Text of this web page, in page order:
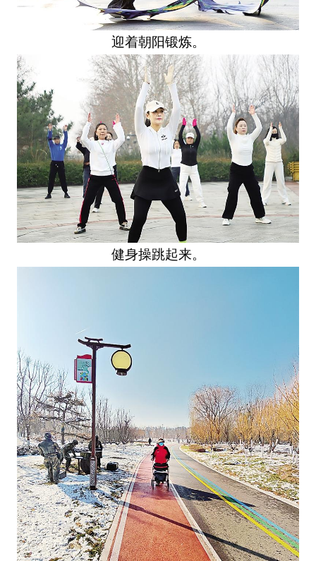
迎着朝阳锻炼。
健身操跳起来。